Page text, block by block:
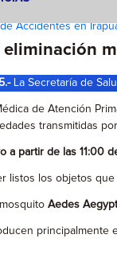
Accidentes en
La Secretaría de
de Atención
transmitidas
a partir de las 11:00
listos los objetos
Aedes
principalmente